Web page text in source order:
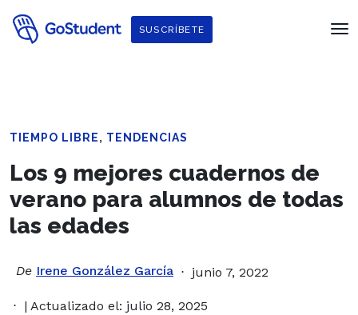
SUSCRÍBETE
TIEMPO LIBRE, TENDENCIAS
Los 9 mejores cuadernos de
verano para alumnos de todas
las edades
De Irene González García junio 7, 2022
| Actualizado el: julio 28, 2025